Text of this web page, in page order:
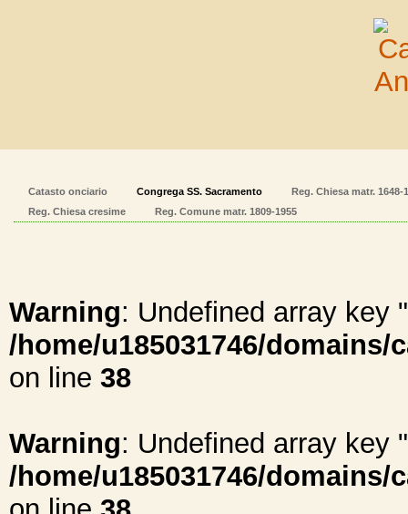
Catasto onciario Congrega SS. Sacramento
Reg. Chiesa matr. 1648-
Reg. Chiesa cresime
Reg. Comune matr. 1809-1955
Warning: Undefined array key
/home/u185031746/
on line 38
Warning: Undefined array key
/home/u185031746/